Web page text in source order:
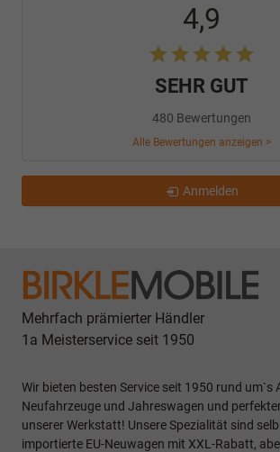
4,9
SEHR GUT
480 Bewertungen
Alle Bewertungen anzeigen >
Anmelden
Mehrfach prämierter Händler
1a Meisterservice seit 1950
Wir bieten besten Service seit 1950 rund um`s
Neufahrzeuge und Jahreswagen und
unserer Werkstatt! Unsere Spezialität sind
importierte EU-Neuwagen mit XXL-Rabatt,